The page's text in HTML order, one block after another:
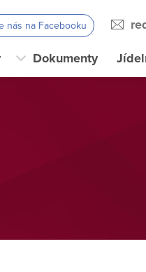
nás na Facebooku
Dokumenty